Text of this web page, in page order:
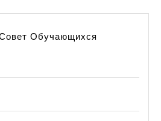
Обучающихся